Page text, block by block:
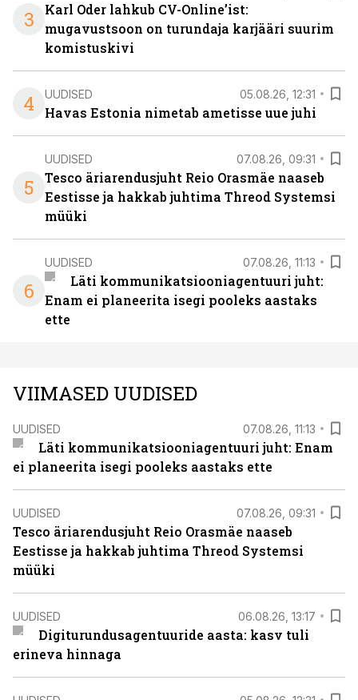
3
Karl Oder lahkub CV-Online’ist:
mugavustsoon on turundaja karjääri suurim
komistuskivi
4 UUDISED 05.08.26, 12:31
Havas Estonia nimetab ametisse uue juhi
5
UUDISED 07.08.26, 09:31
Tesco äriarendusjuht Reio Orasmäe naaseb
Eestisse ja hakkab juhtima Threod Systemsi
müüki
6
UUDISED 07.08.26, 11:13
Läti kommunikatsiooniagentuuri juht:
Enam ei planeerita isegi pooleks aastaks
ette
VIIMASED UUDISED
UUDISED 07.08.26, 11:13
Läti kommunikatsiooniagentuuri juht: Enam
ei planeerita isegi pooleks aastaks ette
UUDISED 07.08.26, 09:31
Tesco äriarendusjuht Reio Orasmäe naaseb
Eestisse ja hakkab juhtima Threod Systemsi
müüki
UUDISED 06.08.26, 13:17
Digiturundusagentuuride aasta: kasv tuli
erineva hinnaga